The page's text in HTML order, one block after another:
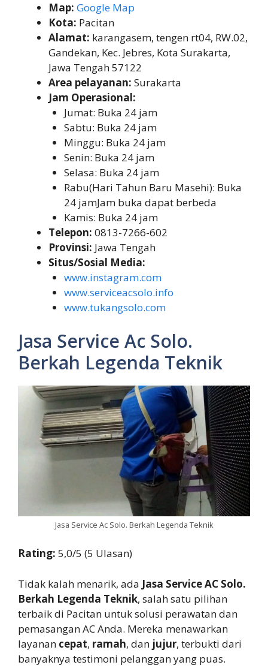
Map: Google Map
Kota: Pacitan
Alamat: karangasem, tengen rt04, RW.02,
Gandekan, Kec. Jebres, Kota Surakarta,
Jawa Tengah 57122
Area pelayanan: Surakarta
Jam Operasional:
Jumat: Buka 24 jam
Sabtu: Buka 24 jam
Minggu: Buka 24 jam
Senin: Buka 24 jam
Selasa: Buka 24 jam
Rabu(Hari Tahun Baru Masehi): Buka
24 jamJam buka dapat berbeda
Kamis: Buka 24 jam
Telepon: 0813-7266-602
Provinsi: Jawa Tengah
Situs/Sosial Media:
www.instagram.com
www.serviceacsolo.info
www.tukangsolo.com
Jasa Service Ac Solo.
Berkah Legenda Teknik
Jasa Service Ac Solo. Berkah Legenda Teknik
Rating: 5,0/5 (5 Ulasan)
Tidak kalah menarik, ada Jasa Service AC Solo.
Berkah Legenda Teknik, salah satu pilihan
terbaik di Pacitan untuk solusi perawatan dan
pemasangan AC Anda. Mereka menawarkan
layanan cepat, ramah, dan jujur, terbukti dari
banyaknya testimoni pelanggan yang puas.